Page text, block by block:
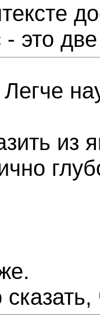
- это
из